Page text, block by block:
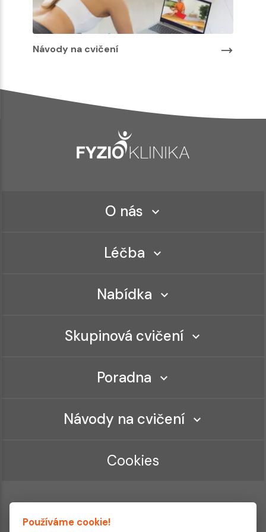
Návody na cvičení
O nás
Léčba
Nabídka
Skupinová cvičení
Poradna
Návody na cvičení
Cookies
Používáme cookie!